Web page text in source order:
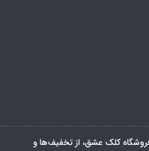
فروشگاه کلک عشق، از تخفیف‌ها و